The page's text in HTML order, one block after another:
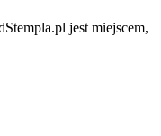
jest miejscem,